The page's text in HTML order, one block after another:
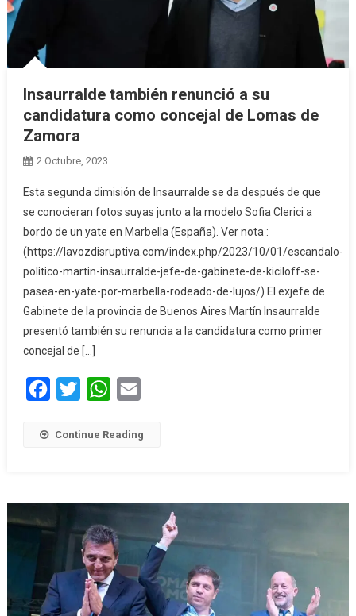
Insaurralde también renunció a su
candidatura como concejal de Lomas de
Zamora
2 Octubre, 2023
Esta segunda dimisión de Insaurralde se da después de que
se conocieran fotos suyas junto a la modelo Sofia Clerici a
bordo de un yate en Marbella (España). Ver nota :
(https://lavozdisruptiva.com/index.php/2023/10/01/escandalo-
politico-martin-insaurralde-jefe-de-gabinete-de-kiciloff-se-
pasea-en-yate-por-marbella-rodeado-de-lujos/) El exjefe de
Gabinete de la provincia de Buenos Aires Martín Insaurralde
presentó también su renuncia a la candidatura como primer
concejal de […]
Facebook
Twitter WhatsApp
Continue Reading